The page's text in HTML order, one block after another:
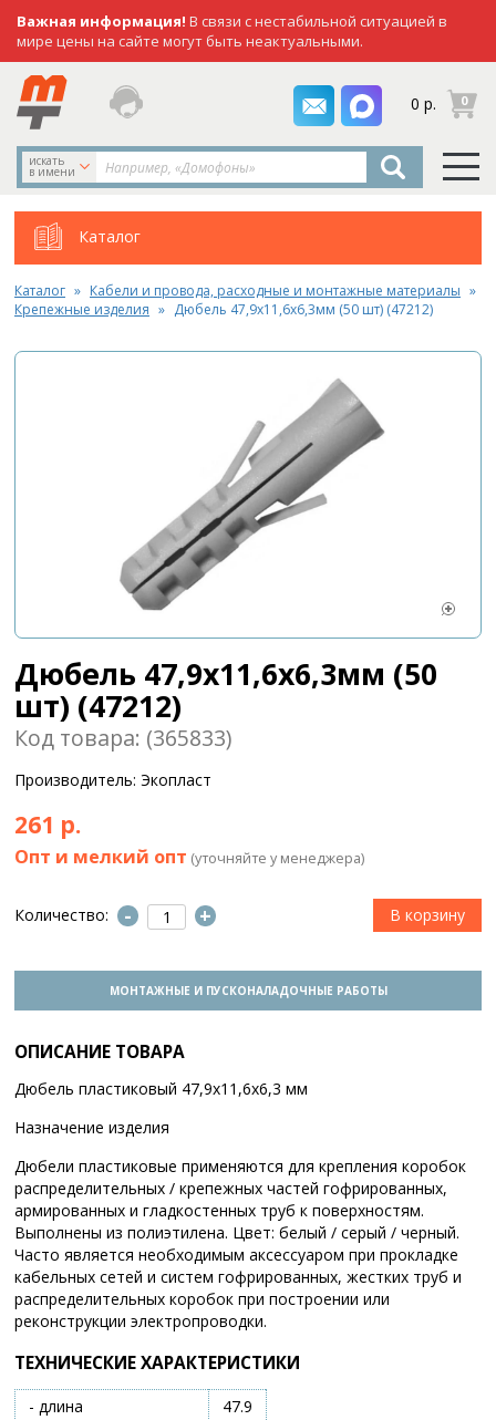
Важная информация! В связи с нестабильной ситуацией в
мире цены на сайте могут быть неактуальными.
0 р. 0
искать
в имени
Каталог
Каталог
Кабели и провода, расходные и монтажные материалы
Крепежные изделия
Дюбель 47,9х11,6х6,3мм (50 шт) (47212)
Дюбель 47,9х11,6х6,3мм (50
шт) (47212)
Код товара: (365833)
Производитель: Экопласт
261 р.
Опт и мелкий опт (уточняйте у менеджера)
Количество: - +
МОНТАЖНЫЕ И ПУСКОНАЛАДОЧНЫЕ РАБОТЫ
ОПИСАНИЕ ТОВАРА
Дюбель пластиковый 47,9х11,6х6,3 мм
Назначение изделия
Дюбели пластиковые применяются для крепления коробок
распределительных / крепежных частей гофрированных,
армированных и гладкостенных труб к поверхностям.
Выполнены из полиэтилена. Цвет: белый / серый / черный.
Часто является необходимым аксессуаром при прокладке
кабельных сетей и систем гофрированных, жестких труб и
распределительных коробок при построении или
реконструкции электропроводки.
ТЕХНИЧЕСКИЕ ХАРАКТЕРИСТИКИ
- длина
47.9